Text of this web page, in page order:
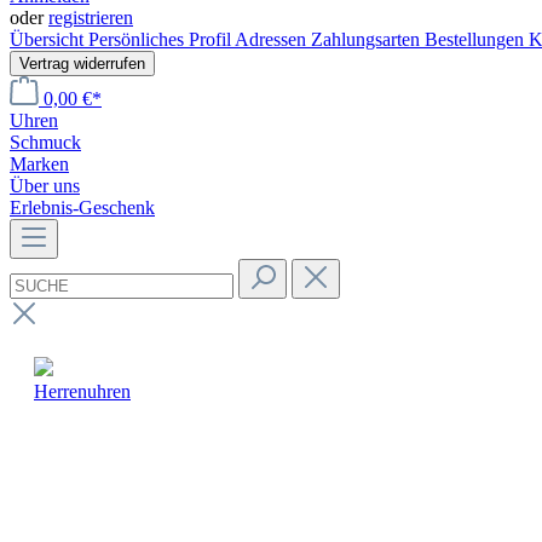
oderregistrieren
Übersicht Persönliches Profil Adressen Zahlungsarten Bestellungen
Vertrag widerrufen
0,00 €*
Uhren
Schmuck
Marken
Über uns
Erlebnis-Geschenk
Herrenuhren